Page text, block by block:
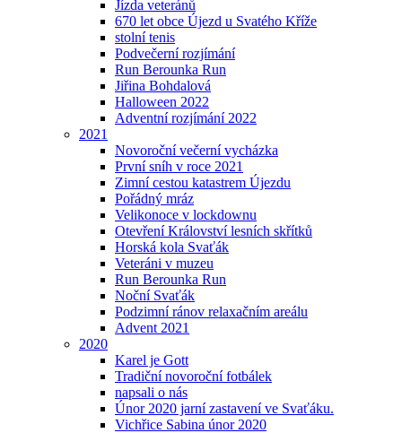
Jízda veteránů
670 let obce Újezd u Svatého Kříže
stolní tenis
Podvečerní rozjímání
Run Berounka Run
Jiřina Bohdalová
Halloween 2022
Adventní rozjímání 2022
2021
Novoroční večerní vycházka
První sníh v roce 2021
Zimní cestou katastrem Újezdu
Pořádný mráz
Velikonoce v lockdownu
Otevření Království lesních skřítků
Horská kola Svaťák
Veteráni v muzeu
Run Berounka Run
Noční Svaťák
Podzimní ránov relaxačním areálu
Advent 2021
2020
Karel je Gott
Tradiční novoroční fotbálek
napsali o nás
Únor 2020 jarní zastavení ve Svaťáku.
Vichřice Sabina únor 2020